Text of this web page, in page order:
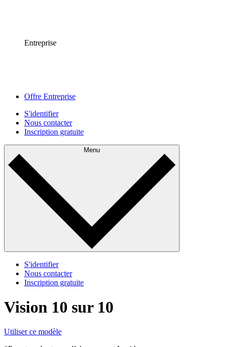
Entreprise
Offre Entreprise
S'identifier
Nous contacter
Inscription gratuite
Menu
S'identifier
Nous contacter
Inscription gratuite
Vision 10 sur 10
Utiliser ce modèle